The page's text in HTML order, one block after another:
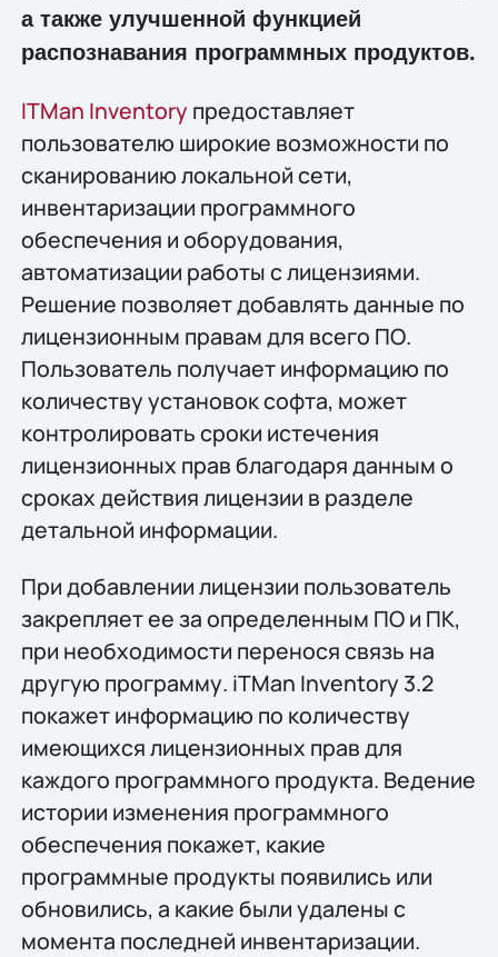
а также улучшенной функцией
распознавания программных продуктов.
ITMan Inventory предоставляет
пользователю широкие возможности по
сканированию локальной сети,
инвентаризации программного
обеспечения и оборудования,
автоматизации работы с лицензиями.
Решение позволяет добавлять данные по
лицензионным правам для всего ПО.
Пользователь получает информацию по
количеству установок софта, может
контролировать сроки истечения
лицензионных прав благодаря данным о
сроках действия лицензии в разделе
детальной информации.
При добавлении лицензии пользователь
закрепляет ее за определенным ПО и ПК,
при необходимости перенося связь на
другую программу. iTMan Inventory 3.2
покажет информацию по количеству
имеющихся лицензионных прав для
каждого программного продукта. Ведение
истории изменения программного
обеспечения покажет, какие
программные продукты появились или
обновились, а какие были удалены с
момента последней инвентаризации.